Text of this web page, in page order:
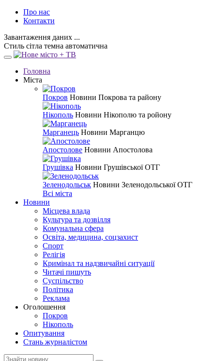
Про нас
Контакти
Завантаження даних ...
Стиль сітла темна автоматична
Головна
Міста
Покров Новини Покрова та району
Нікополь Новини Нікополю та ройону
Марганець Новини Марганцю
Апостолове Новини Апостолова
Грушівка Новини Грушівської ОТГ
Зеленодольськ Новини Зеленодольської ОТГ
Всі міста
Новини
Місцева влада
Культура та дозвілля
Комунальна сфера
Освіта, медицина, соцзахист
Спорт
Релігія
Кримінал та надзвичайні ситуації
Читачі пишуть
Суспільство
Політика
Реклама
Оголошення
Покров
Нікополь
Опитування
Стань журналістом